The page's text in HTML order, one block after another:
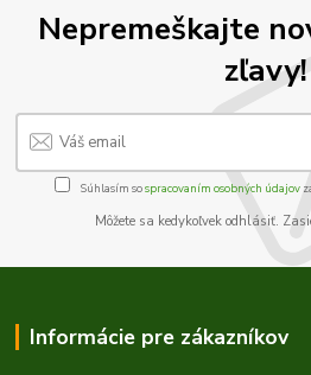
Nepremeškajte
zľavy!
Súhlasím sospracovaním osobných údajov
Môžete sa kedykoľvek odhlásiť.
Informácie pre zákazníkov